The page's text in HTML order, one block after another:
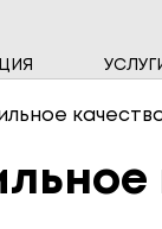
ДОВЕРЯЮТ